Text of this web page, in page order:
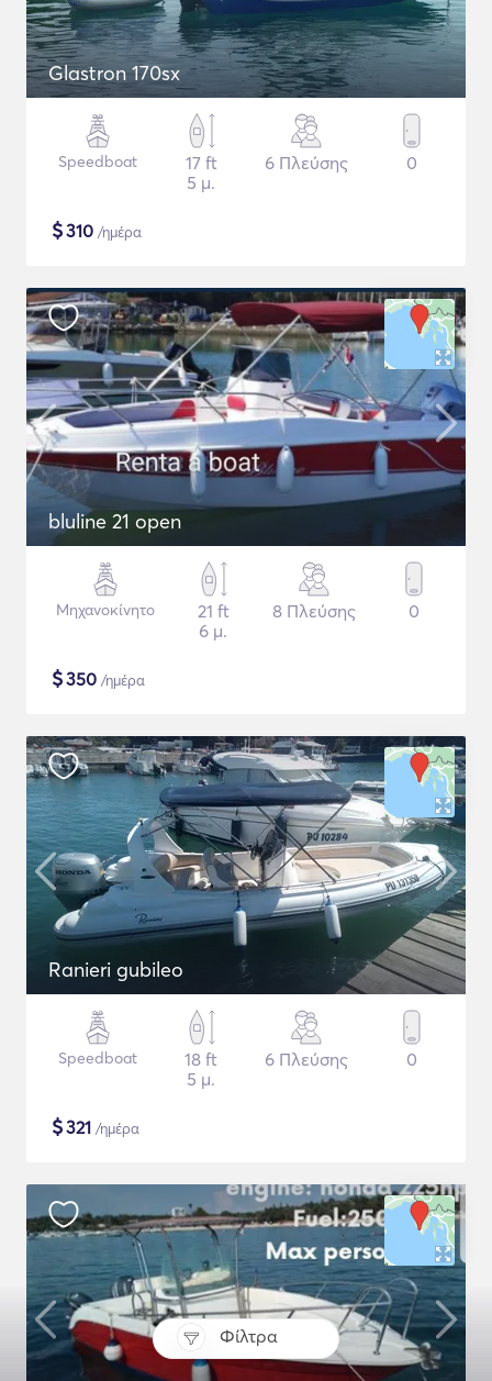
Φίλτρα
Glastron 170sx
Speedboat
17 ft
5 μ.
6 Πλεύσης 0
$310 /ημέρα
bluline 21 open
Μηχανοκίνητο
21 ft
6 μ.
8 Πλεύσης 0
$350 /ημέρα
Ranieri gubileo
Speedboat
18 ft
5 μ.
6 Πλεύσης 0
$321 /ημέρα